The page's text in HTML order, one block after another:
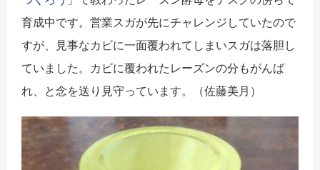
育成中です。営業スガが先にチャレンジしていたので
すが、見事なカビに一面覆われてしまいスガは落胆し
ていました。カビに覆われたレーズンの分もがんば
れ、と念を送り見守っています。（佐藤美月）